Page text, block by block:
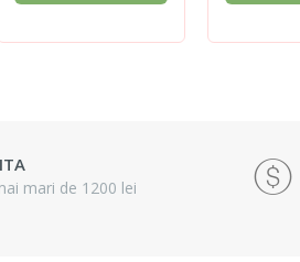
mari de 1200 lei